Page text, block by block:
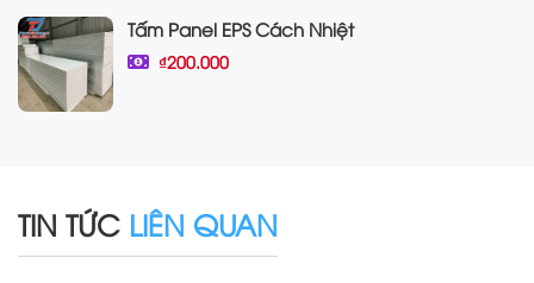
Tấm Panel EPS Cách Nhiệt
₫200.000
TIN TỨC LIÊN QUAN